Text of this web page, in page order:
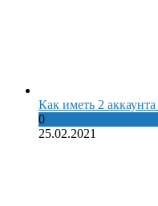
Как иметь 2
0
25.02.2021